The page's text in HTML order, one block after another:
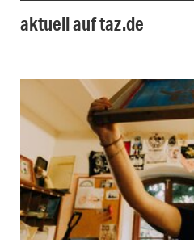
aktuell auf taz.de